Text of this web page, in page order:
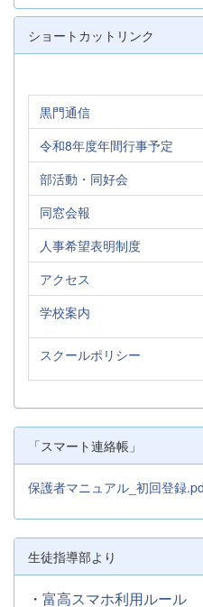
した。 また、各日およそ80名のボランテ
ィアの生徒が各係業務や進
明、探究発表などの運営に
なお、本校は今年度、群
らSAH+ Leading Schoolに
す。富岡高校は、これから
断し、行動できる生徒の育
まいります。
ショートカットリンク
黒門通信
令和8年度年間行事予定
部活動・同好会
同窓会報
人事希望表明制度
アクセス
学校案内
スクールポリシー
「スマート連絡帳」
保護者マニュアル_初回登録
生徒指導部より
・ 富高スマホ利用ルール